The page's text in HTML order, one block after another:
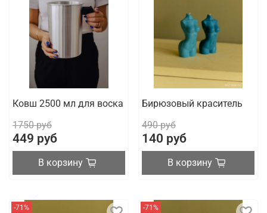
Ковш 2500 мл для воска
1750 руб
449 руб
В корзину
Бирюзовый краситель
490 руб
140 руб
В корзину
-71% -71%